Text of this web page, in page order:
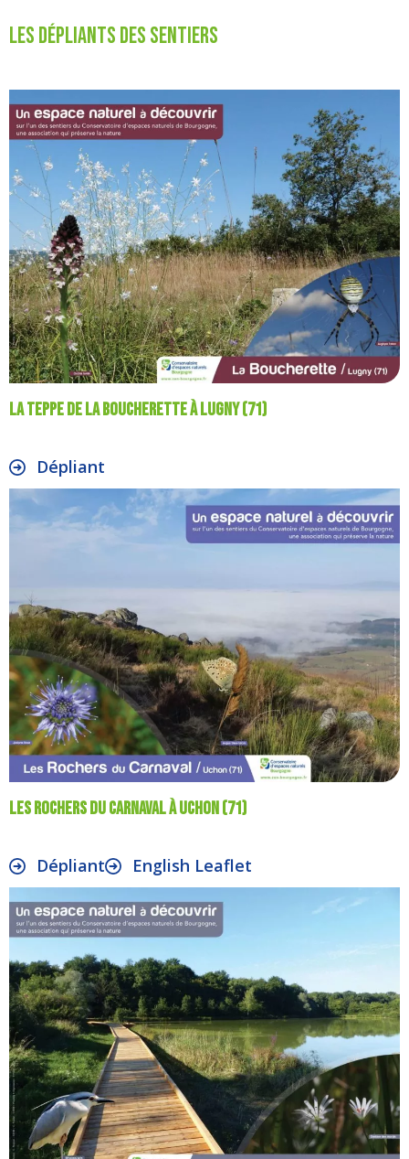
Les dépliants des sentiers
La Teppe de La Boucherette à Lugny (71)
Dépliant
Les rochers du Carnaval à Uchon (71)
Dépliant English Leaflet